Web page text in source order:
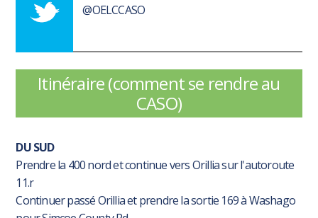
@OELCCASO
Itinéraire (comment se rendre au
CASO)
DU SUD
Prendre la 400 nord et continue vers Orillia sur l'autoroute
11.r
Continuer passé Orillia et prendre la sortie 169 à Washago